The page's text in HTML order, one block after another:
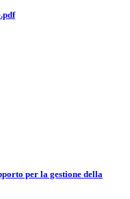
per la gestione della